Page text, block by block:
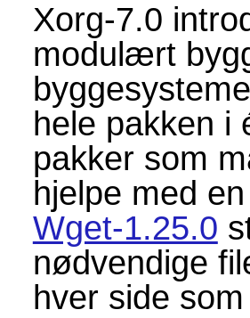
Xorg-7.0
modulært
hele pakken
pakker som
hjelpe med
Wget-1.25.0
nødvendige
hver side